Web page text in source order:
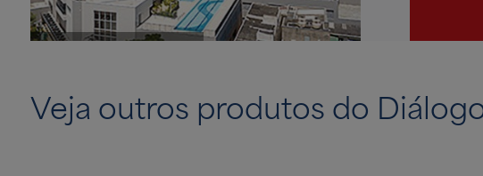
Veja outros produtos do